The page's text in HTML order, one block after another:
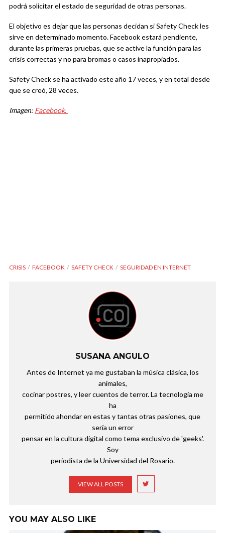
podrá solicitar el estado de seguridad de otras personas.
El objetivo es dejar que las personas decidan si Safety Check les
sirve en determinado momento. Facebook estará pendiente,
durante las primeras pruebas, que se active la función para las
crisis correctas y no para bromas o casos inapropiados.
Safety Check se ha activado este año 17 veces, y en total desde
que se creó, 28 veces.
Imagen: Facebook.
CRISIS FACEBOOK SAFETY CHECK SEGURIDAD EN INTERNET
SUSANA ANGULO
Antes de Internet ya me gustaban la música clásica, los
animales,
cocinar postres, y leer cuentos de terror. La tecnología me
ha
permitido ahondar en estas y tantas otras pasiones, que
sería un error
pensar en la cultura digital como tema exclusivo de 'geeks'.
Soy
periodista de la Universidad del Rosario.
VIEW ALL POSTS
YOU MAY ALSO LIKE